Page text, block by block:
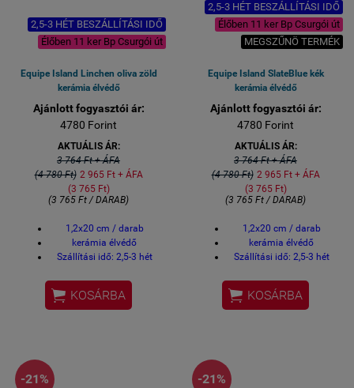
2,5-3 HÉT BESZÁLLÍTÁSI IDŐ
Élőben 11 ker Bp Csurgói út
Equipe Island Linchen oliva zöld
kerámia élvédő
Ajánlott fogyasztói ár:
4780 Forint
AKTUÁLIS ÁR:
3 764 Ft + ÁFA
(4 780 Ft) 2 965 Ft + ÁFA
(3 765 Ft)
(3 765 Ft / DARAB)
1,2x20 cm / darab
kerámia élvédő
Szállítási idő: 2,5-3 hét
 KOSÁRBA
2,5-3 HÉT BESZÁLLÍTÁSI IDŐ
Élőben 11 ker Bp Csurgói út
MEGSZŰNÖ TERMÉK
Equipe Island SlateBlue kék
kerámia élvédő
Ajánlott fogyasztói ár:
4780 Forint
AKTUÁLIS ÁR:
3 764 Ft + ÁFA
(4 780 Ft) 2 965 Ft + ÁFA
(3 765 Ft)
(3 765 Ft / DARAB)
1,2x20 cm / darab
kerámia élvédő
Szállítási idő: 2,5-3 hét
 KOSÁRBA
-21% -21%